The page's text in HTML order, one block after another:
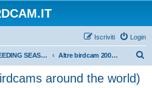
Login
Iscriviti
BREEDING SEASON 2009 Altre birdcam 2009 (birdcams around the world)
around the world)